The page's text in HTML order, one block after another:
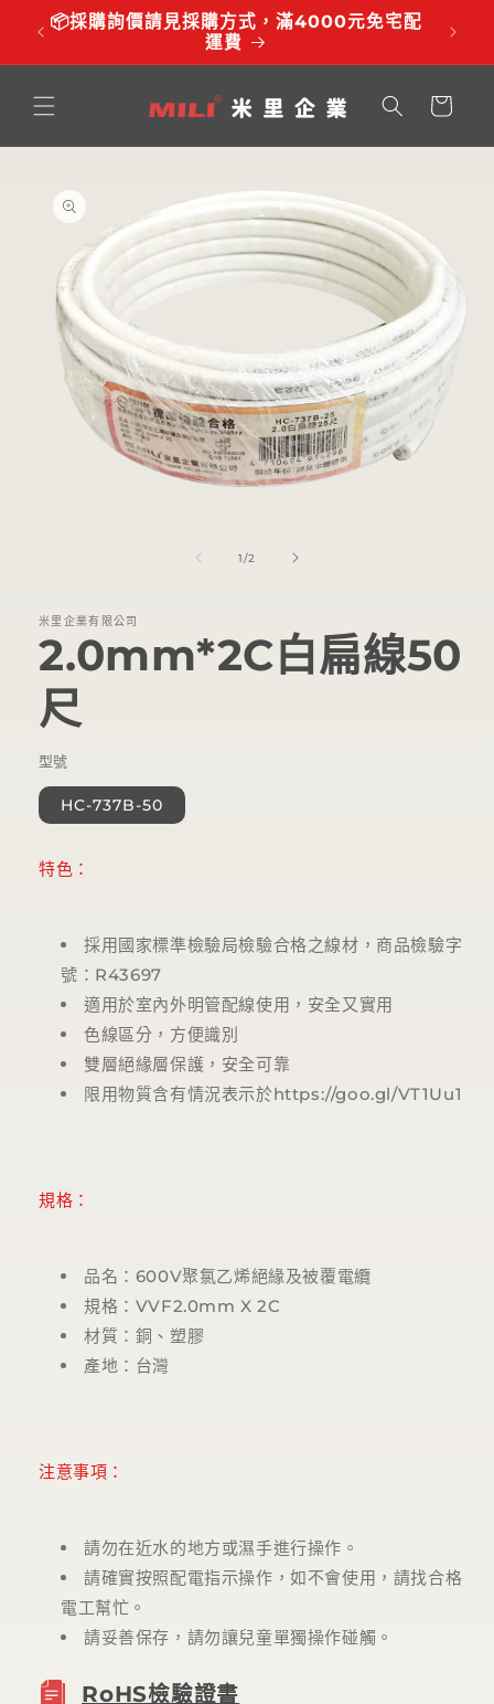
跳至內
容
📦採購詢價請見採購方式，滿4000元免宅配
運費
⏰服
物
品資訊
開
啟
多
媒
體
檔
1
1//2
米里企業有限公司
2.0mm*2C白扁線50
尺
型號
HC-737B-50
特色：
採用國家標準檢驗局檢驗合格之線材，商品檢驗字
號：R43697
適用於室內外明管配線使用，安全又實用
色線區分，方便識別
雙層絕緣層保護，安全可靠
限用物質含有情況表示於https://goo.gl/VT1Uu1
規格：
品名：600V聚氯乙烯絕緣及被覆電纜
規格：VVF2.0mm X 2C
材質：銅、塑膠
產地：台灣
注意事項：
請勿在近水的地方或濕手進行操作。
請確實按照配電指示操作，如不會使用，請找合格
電工幫忙。
請妥善保存，請勿讓兒童單獨操作碰觸。
RoHS檢驗證書